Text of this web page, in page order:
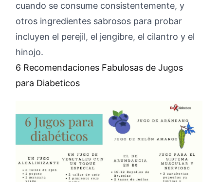
cuando se consume consistentemente, y
otros ingredientes sabrosos para probar
incluyen el perejil, el jengibre, el cilantro y el
hinojo.
6 Recomendaciones Fabulosas de Jugos
para Diabeticos